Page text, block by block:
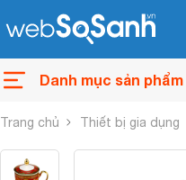
Danh mục sản phẩm
Trang chủ Thiết bị gia dụng